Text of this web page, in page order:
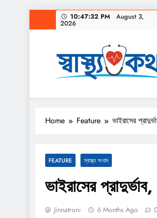
to
10:47:33 PM August 3, 2026
Home Feature ভাইরাসের
FEATURE স্বাস্থ্য সংবাদ
ভাইরাসের
Jinnatroni 6 Months Ago